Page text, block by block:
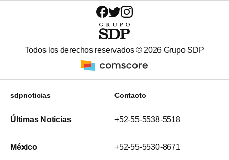
Todos los derechos reservados ©2026 Grupo SDP
sdpnoticias
Últimas Noticias
México
Contacto
+52-55-5538-5518
+52-55-5530-8671